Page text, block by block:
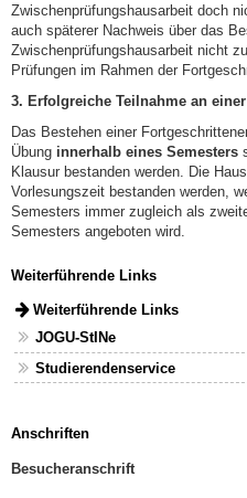
Zwischenprüfungshausarbeit doch
auch späterer Nachweis über das
Zwischenprüfungshausarbeit nicht
Prüfungen im Rahmen der
3. Erfolgreiche Teilnahme an
Das Bestehen einer
Übung innerhalb eines Semesters
Klausur bestanden werden. Die
Vorlesungszeit bestanden werden,
Semesters immer zugleich als
Semesters angeboten wird.
Weiterführende Links
Weiterführende Links
JOGU-StINe
Studierendenservice
Anschriften
Besucheranschrift